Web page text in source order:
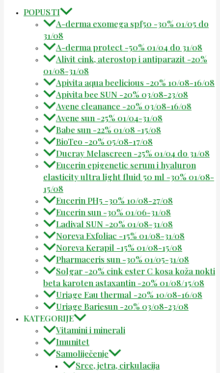
POPUSTI
A-derma exomega spf50 -30% 01/05 do
31/08
A-derma protect -50% 01/04 do 31/08
Alivit cink, aterostop i antiparazit -20%
01/08-31/08
Apivita aqua beelicious -20% 10/08-16/08
Apivita bee SUN -20% 03/08-23/08
Avene cleanance -20% 03/08-16/08
Avene sun -25% 01/04-31/08
Babe sun -22% 01/08 -15/08
BioTeo -20% 05/08-17/08
Ducray Melascreen -25% 01/04 do 31/08
Eucerin epigenetic serum i hyaluron
elasticity ultra light fluid 50 ml -30% 01/08-
15/08
Eucerin PH5 -30% 10/08-27/08
Eucerin sun -30% 01/06-31/08
Ladival SUN -20% 01/08-31/08
Noreva Exfoliac -15% 01/08-31/08
Noreva Kerapil -15% 01/08-15/08
Pharmaceris sun -30% 01/05-31/08
Solgar -20% cink ester C kosa koža nokti
beta karoten astaxantin -20% 01/08/15/08
Uriage Eau thermal -20% 10/08-16/08
Uriage Bariesun -20% 03/08-23/08
KATEGORIJE
Vitamini i minerali
Imunitet
Samoliječenje
Srce, jetra, cirkulacija